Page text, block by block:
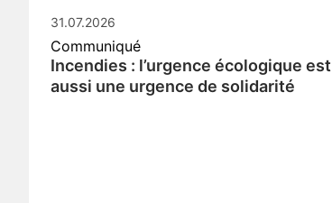
31.07.2026
Communiqué
Incendies : l’urgence écologique est
aussi une urgence de solidarité